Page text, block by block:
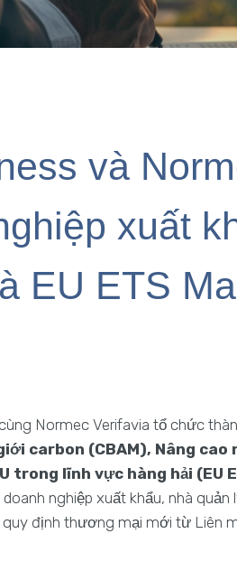
và
xuất
EU ETS
Normec Verifavia tổ chức
carbon (CBAM), Nâng cao
trong lĩnh vực hàng hải (EU
nghiệp xuất khẩu, nhà quản
định thương mại mới từ Liên